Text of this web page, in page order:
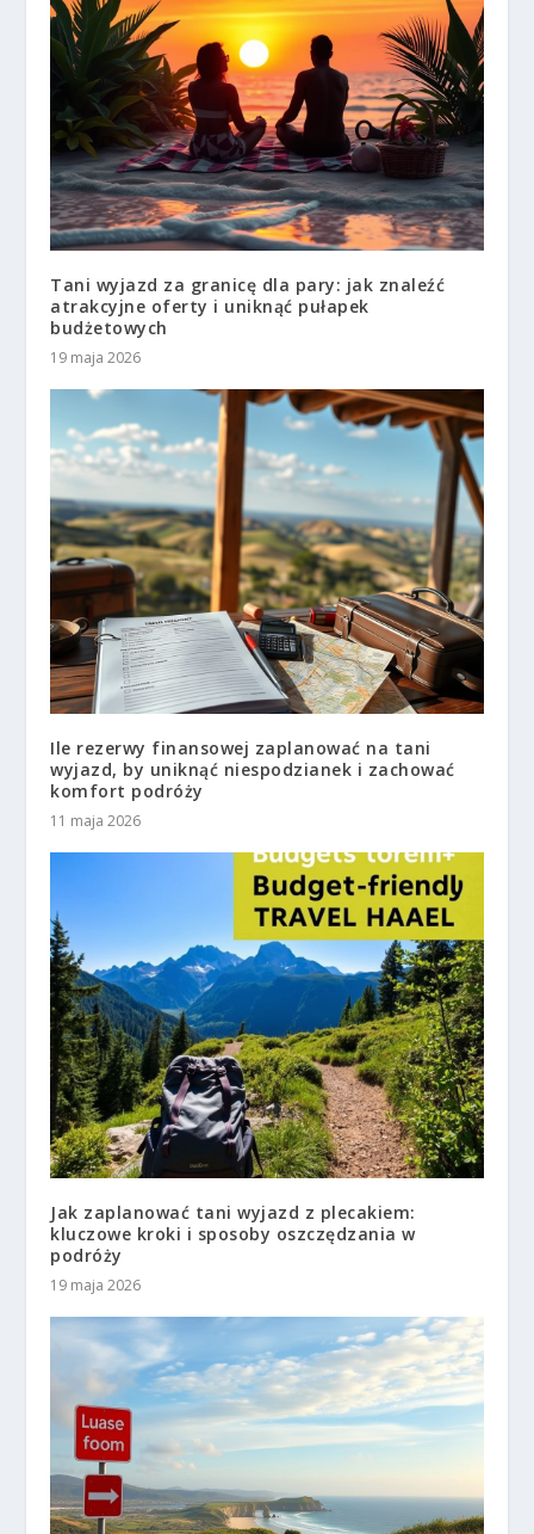
Tani wyjazd za granicę dla pary: jak znaleźć
atrakcyjne oferty i uniknąć pułapek
budżetowych
19 maja 2026
Ile rezerwy finansowej zaplanować na tani
wyjazd, by uniknąć niespodzianek i zachować
komfort podróży
11 maja 2026
Jak zaplanować tani wyjazd z plecakiem:
kluczowe kroki i sposoby oszczędzania w
podróży
19 maja 2026